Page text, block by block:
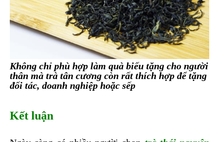
Không chỉ phù hợp làm quà biếu tặng cho người
thân mà trà tân cương còn rất thích hợp để tặng
đối tác, doanh nghiệp hoặc sếp
Kết luận